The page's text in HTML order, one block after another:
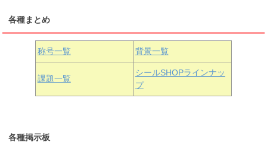
津島善子 黒澤ルビィ
浦の星女学院3年生
黒澤ダイヤ
中須かすみ 天王寺璃奈
各種まとめ
称号一覧 背景一覧
課題一覧
シールSHOPラインナッ
プ
各種掲示板